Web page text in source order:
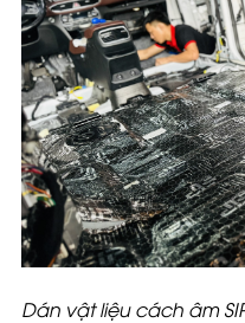
Dán vật liệu cách âm